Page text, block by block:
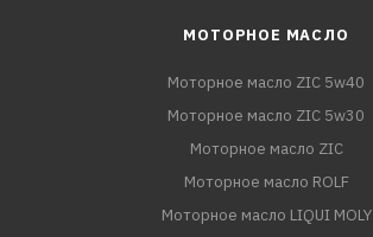
МОТОРНОЕ МАСЛО
Моторное масло ZIC 5w40
Моторное масло ZIC 5w30
Моторное масло ZIC
Моторное масло ROLF
Моторное масло LIQUI MOLY